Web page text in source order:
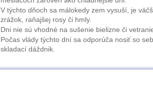
V týchto dňoch sa málokedy zem vysuší, je
zrážok, raňajšej rosy či hmly.
Dni nie sú vhodné na sušenie bielizne či
Počas vlády týchto dní sa odporúča nosiť so
skladací dáždnik.